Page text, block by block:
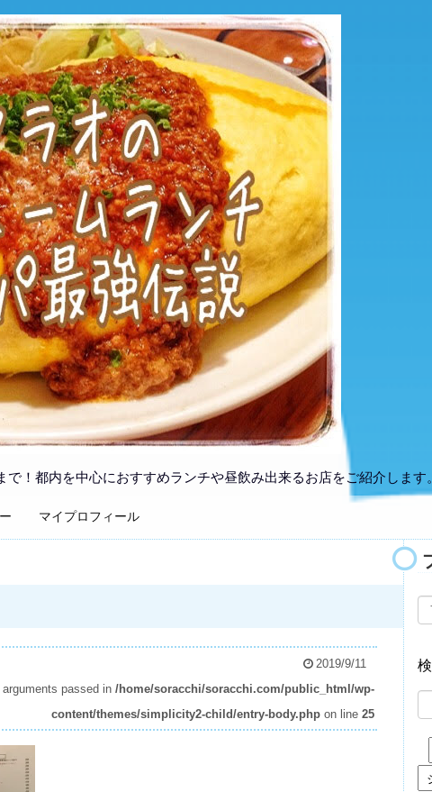
！都内を中心におすすめランチや昼飲み出来るお店をご紹介します
マイプロフィール
2019/9/11
passed in /home/soracchi/soracchi.com/public_html/wp-
content/themes/simplicity2-child/entry-body.php on line 25